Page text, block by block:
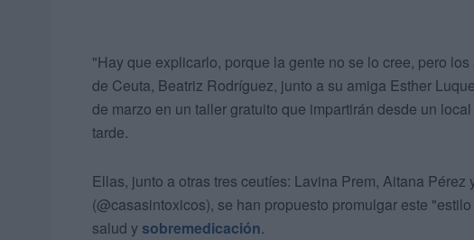
"Hay que explicarlo, porque la gente no se lo cree, pero
de Ceuta, Beatriz Rodríguez, junto a su amiga Esther
de marzo en un taller gratuito que impartirán desde un
tarde.
Ellas, junto a otras tres ceutíes: Lavina Prem, Aitana
(@casasintoxicos), se han propuesto promulgar este
salud y sobremedicación.